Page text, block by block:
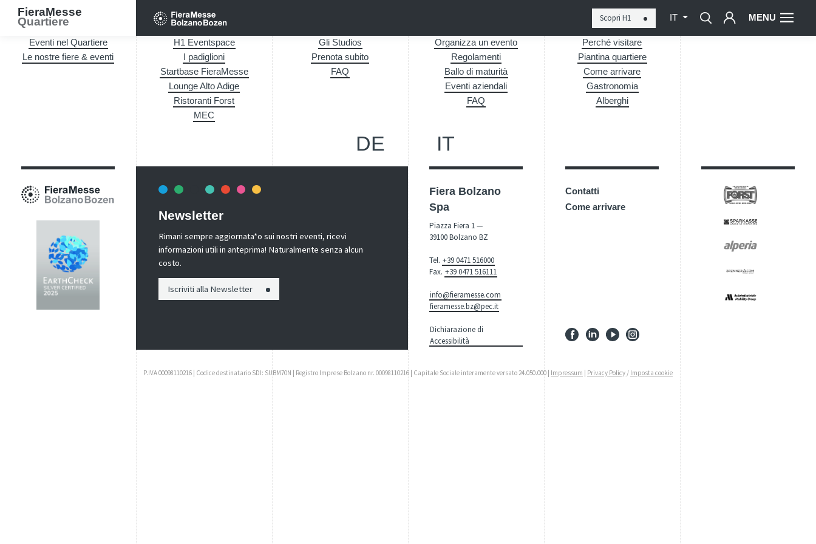
FieraMesse
Quartiere Scopri H1 IT MENU
Eventi nel Quartiere
Le nostre fiere & eventi
H1 Eventspace
I padiglioni
Startbase FieraMesse
Lounge Alto Adige
Ristoranti Forst
MEC
Gli Studios
Prenota subito
FAQ
Organizza un evento
Regolamenti
Ballo di maturità
Eventi aziendali
FAQ
Perché visitare
Piantina quartiere
Come arrivare
Gastronomia
Alberghi
DE IT
Newsletter
Rimani sempre aggiornata*o sui nostri eventi, ricevi
informazioni utili in anteprima! Naturalmente senza alcun
costo.
Iscriviti alla Newsletter
Fiera Bolzano
Spa
Piazza Fiera 1 —
39100 Bolzano BZ
Tel. +39 0471 516000
Fax. +39 0471 516111
info@fieramesse.com
fieramesse.bz@pec.it
Dichiarazione di
Accessibilità
Contatti
Come arrivare
P.IVA 00098110216 | Codice destinatario SDI: SUBM70N | Registro Imprese Bolzano nr. 00098110216 | Capitale Sociale interamente versato 24.050.000 | Impressum | Privacy Policy / Imposta cookie